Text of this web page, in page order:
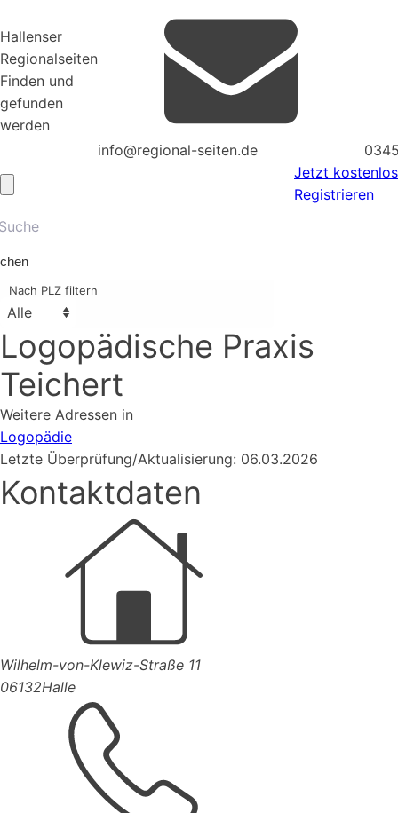
Hallenser
Regionalseiten
Finden und
gefunden
werden
info@regional-seiten.de
Jetzt kostenlos
Registrieren
Nach PLZ filtern
Logopädische Praxis
Teichert
Weitere Adressen in
Logopädie
Letzte Überprüfung/Aktualisierung: 06.03.2026
Kontaktdaten
Wilhelm-von-Klewiz-Straße 11
06132Halle